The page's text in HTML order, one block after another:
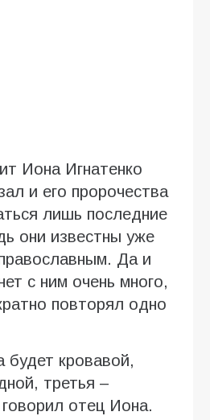
Иона Игнатенко
и его пророчества
лишь последние
они известны уже
Да и
с ним очень много,
повторял одно
будет кровавой,
третья –
отец Иона.